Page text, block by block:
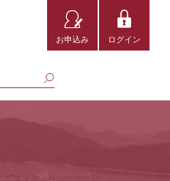
お申込み ログイン